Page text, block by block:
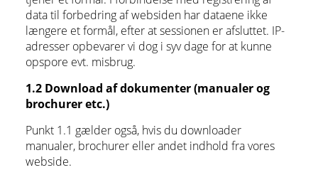
data til forbedring af websiden har dataene ikke
længere et formål, efter at sessionen er afsluttet. IP-
adresser opbevarer vi dog i syv dage for at kunne
opspore evt. misbrug.
1.2 Download af dokumenter (manualer og
brochurer etc.)
Punkt 1.1 gælder også, hvis du downloader
manualer, brochurer eller andet indhold fra vores
webside.